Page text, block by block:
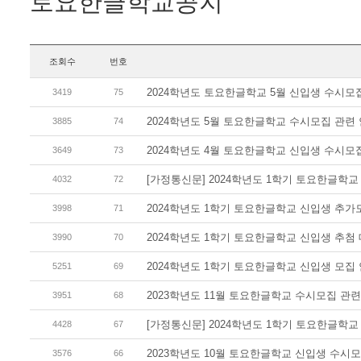
조회수 번호
3419 75 2024학년도 토요한글학교 5월 신입생 수시모
3885 74 2024학년도 5월 토요한글학교 수시모집 관련
3649 73 2024학년도 4월 토요한글학교 신입생 수시모
4032 72 [가정통신문] 2024학년도 1학기 토요한글학교
3998 71 2024학년도 1학기 토요한글학교 신입생 추가
3990 70 2024학년도 1학기 토요한글학교 신입생 추첨
5251 69 2024학년도 1학기 토요한글학교 신입생 모집
3951 68 2023학년도 11월 토요한글학교 수시모집 관련
4428 67 [가정통신문] 2024학년도 1학기 토요한글학교
3576 66 2023학년도 10월 토요한글학교 신입생 수시모